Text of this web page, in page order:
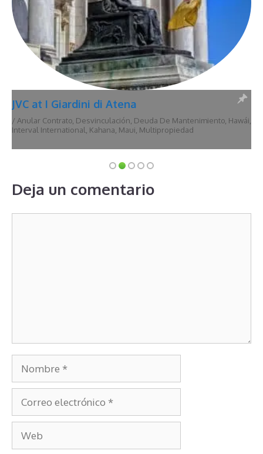
JVC at I Giardini di Atena
/ Anular Contrato, Desvinculación, Deuda De Mantenimiento, Hawái,
Interval International, Kahana, Maui, Multipropiedad
Deja un comentario
Nombre
Correo
electrónico
Web